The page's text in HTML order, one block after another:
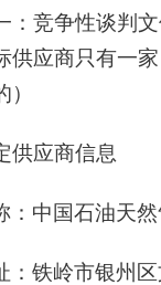
：竞争性谈判
供应商只有一
供应商信息
：中国石油天
：铁岭市银州